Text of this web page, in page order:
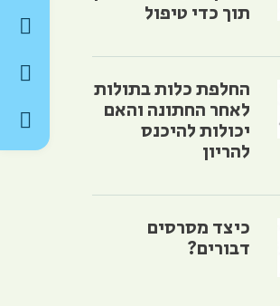
תוך כדי טיפול
החלפת כלות בתולות
לאחר החתונה והאם
יכולות להיכנס
להריון
כיצד מסרסים
דבורים?